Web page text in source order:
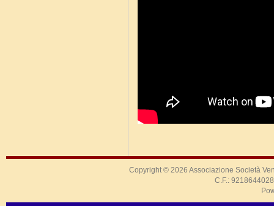
Copyright © 2026 Associazione Società
C.F.: